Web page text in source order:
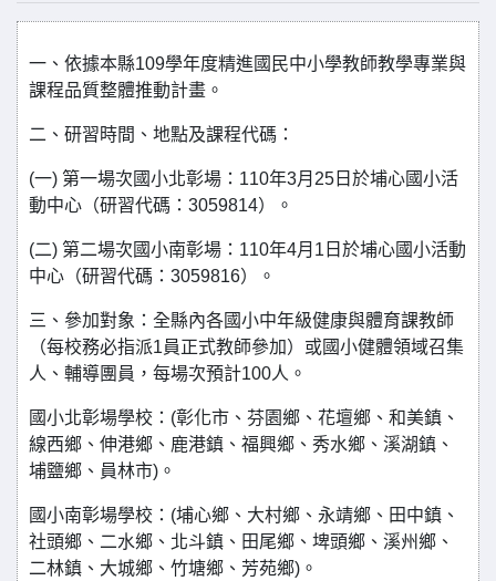
一、依據本縣109學年度精進國民中小學教師教學專業與
課程品質整體推動計畫。
二、研習時間、地點及課程代碼：
(一) 第一場次國小北彰場：110年3月25日於埔心國小活
動中心（研習代碼：3059814）。
(二) 第二場次國小南彰場：110年4月1日於埔心國小活動
中心（研習代碼：3059816）。
三、參加對象：全縣內各國小中年級健康與體育課教師
（每校務必指派1員正式教師參加）或國小健體領域召集
人、輔導團員，每場次預計100人。
國小北彰場學校：(彰化市、芬園鄉、花壇鄉、和美鎮、
線西鄉、伸港鄉、鹿港鎮、福興鄉、秀水鄉、溪湖鎮、
埔鹽鄉、員林市)。
國小南彰場學校：(埔心鄉、大村鄉、永靖鄉、田中鎮、
社頭鄉、二水鄉、北斗鎮、田尾鄉、埤頭鄉、溪州鄉、
二林鎮、大城鄉、竹塘鄉、芳苑鄉)。